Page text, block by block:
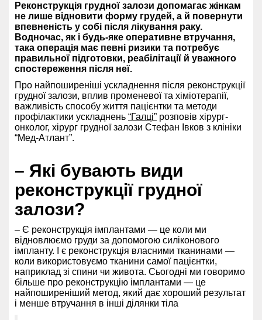
Реконструкція грудної залози допомагає жінкам
не лише відновити форму грудей, а й повернути
впевненість у собі після лікування раку.
Водночас, як і будь-яке оперативне втручання,
така операція має певні ризики та потребує
правильної підготовки, реабілітації й уважного
спостереження після неї.
Про найпоширеніші ускладнення після реконструкції
грудної залози, вплив променевої та хіміотерапії,
важливість способу життя пацієнтки та методи
профілактики ускладнень “Галці” розповів хірург-
онколог, хірург грудної залози Стефан Івков з клініки
“Мед-Атлант”.
– Які бувають види
реконструкції грудної
залози?
– Є реконструкція імплантами — це коли ми
відновлюємо груди за допомогою силіконового
імпланту. І є реконструкція власними тканинами —
коли використовуємо тканини самої пацієнтки,
наприклад зі спини чи живота. Сьогодні ми говоримо
більше про реконструкцію імплантами — це
найпоширеніший метод, який дає хороший результат
і менше втручання в інші ділянки тіла